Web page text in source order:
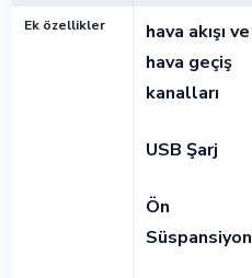
Ek özellikler
hava akışı ve
hava geçiş
kanalları
USB Şarj
Ön
Süspansiyon